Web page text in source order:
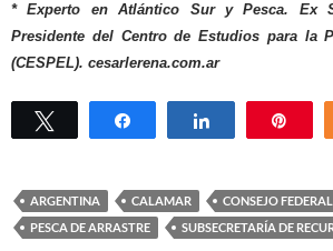
* Experto en Atlántico Sur y Pesca. Ex
Presidente del Centro de Estudios para la
(CESPEL). cesarlerena.com.ar
Twittear Compartir Compartir
ARGENTINA CALAMAR CONSEJO
PESCA DE ARRASTRE
SUBSECRETARÍA DE